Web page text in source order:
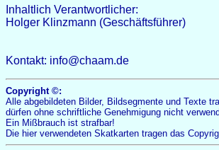
Inhaltlich Verantwortlicher:
Holger Klinzmann (Geschäftsführer)
Kontakt: info@chaam.de
Copyright ©:
Alle abgebildeten Bilder, Bildsegmente und Texte
dürfen ohne schriftliche Genehmigung nicht
Ein Mißbrauch ist strafbar!
Die hier verwendeten Skatkarten tragen das